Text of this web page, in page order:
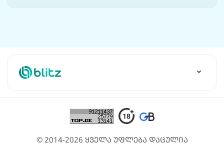
© 2014-2026 ყველა უფლება დაცულია